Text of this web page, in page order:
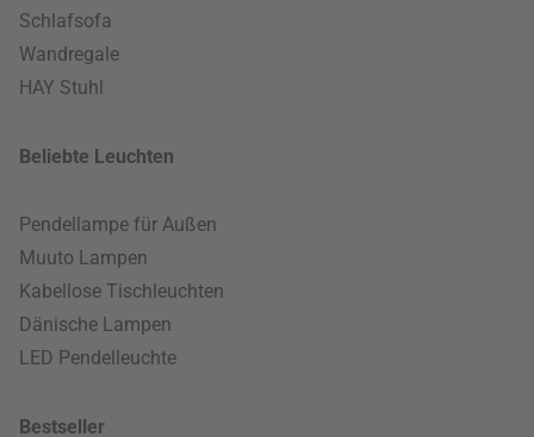
Schlafsofa
Wandregale
HAY Stuhl
Beliebte Leuchten
Pendellampe für Außen
Muuto Lampen
Kabellose Tischleuchten
Dänische Lampen
LED Pendelleuchte
Bestseller